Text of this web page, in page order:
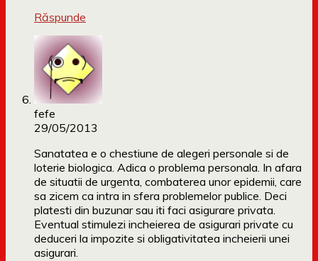
Răspunde
fefe
29/05/2013
Sanatatea e o chestiune de alegeri personale si de
loterie biologica. Adica o problema personala. In afara
de situatii de urgenta, combaterea unor epidemii, care
sa zicem ca intra in sfera problemelor publice. Deci
platesti din buzunar sau iti faci asigurare privata.
Eventual stimulezi incheierea de asigurari private cu
deduceri la impozite si obligativitatea incheierii unei
asigurari.